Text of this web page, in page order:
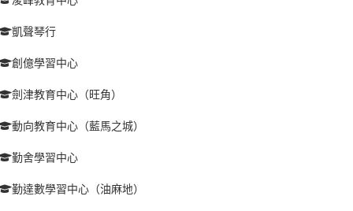
凱聲琴行
創億學習中心
劍津教育中心（旺角）
動向教育中心（藍馬之城）
勤舍學習中心
勤達數學習中心（油麻地）